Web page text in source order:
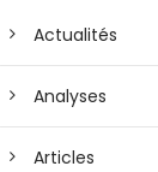
Actualités
Analyses
Articles